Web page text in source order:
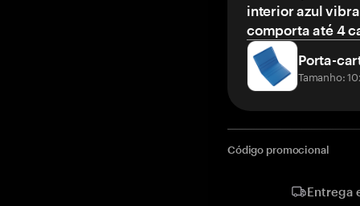
interior azul
comporta até 4
Porta-
Tamanho:
Código promocional
Entrega